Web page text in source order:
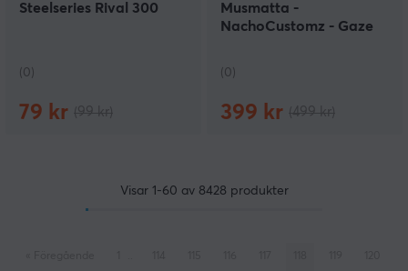
Steelseries Rival 300
(0)
79 kr
Musmatta -
NachoCustomz - Gaze
(0)
399 kr
Visar 1-60 av 8428 produkter